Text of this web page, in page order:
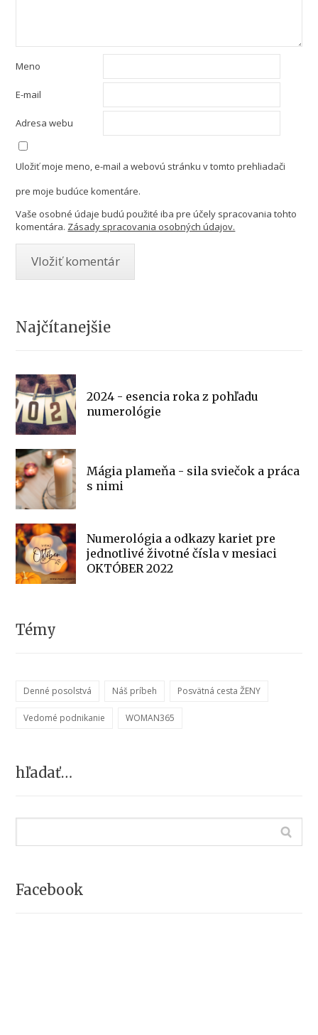
Meno
E-mail
Adresa webu
Uložiť moje meno, e-mail a webovú stránku v tomto prehliadači
pre moje budúce komentáre.
Vaše osobné údaje budú použité iba pre účely spracovania tohto
komentára. Zásady spracovania osobných údajov.
Najčítanejšie
2024 - esencia roka z pohľadu
numerológie
Mágia plameňa - sila sviečok a práca
s nimi
Numerológia a odkazy kariet pre
jednotlivé životné čísla v mesiaci
OKTÓBER 2022
Témy
Denné posolstvá Náš príbeh Posvätná cesta ŽENY
Vedomé podnikanie WOMAN365
hľadať…
Facebook